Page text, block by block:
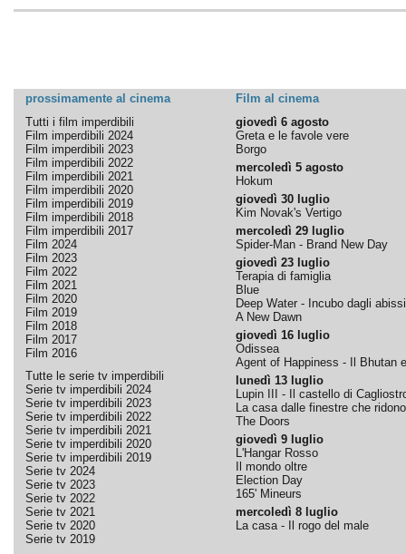
prossimamente al cinema
Film al cinema
Tutti i film imperdibili
Film imperdibili 2024
Film imperdibili 2023
Film imperdibili 2022
Film imperdibili 2021
Film imperdibili 2020
Film imperdibili 2019
Film imperdibili 2018
Film imperdibili 2017
Film 2024
Film 2023
Film 2022
Film 2021
Film 2020
Film 2019
Film 2018
Film 2017
Film 2016
Tutte le serie tv imperdibili
Serie tv imperdibili 2024
Serie tv imperdibili 2023
Serie tv imperdibili 2022
Serie tv imperdibili 2021
Serie tv imperdibili 2020
Serie tv imperdibili 2019
Serie tv 2024
Serie tv 2023
Serie tv 2022
Serie tv 2021
Serie tv 2020
Serie tv 2019
giovedì 6 agosto
Greta e le favole vere
Borgo
mercoledì 5 agosto
Hokum
giovedì 30 luglio
Kim Novak's Vertigo
mercoledì 29 luglio
Spider-Man - Brand New Day
giovedì 23 luglio
Terapia di famiglia
Blue
Deep Water - Incubo dagli abissi
A New Dawn
giovedì 16 luglio
Odissea
Agent of Happiness - Il Bhutan
lunedì 13 luglio
Lupin III - Il castello di
La casa dalle finestre che ridono
The Doors
giovedì 9 luglio
L'Hangar Rosso
Il mondo oltre
Election Day
165' Mineurs
mercoledì 8 luglio
La casa - Il rogo del male